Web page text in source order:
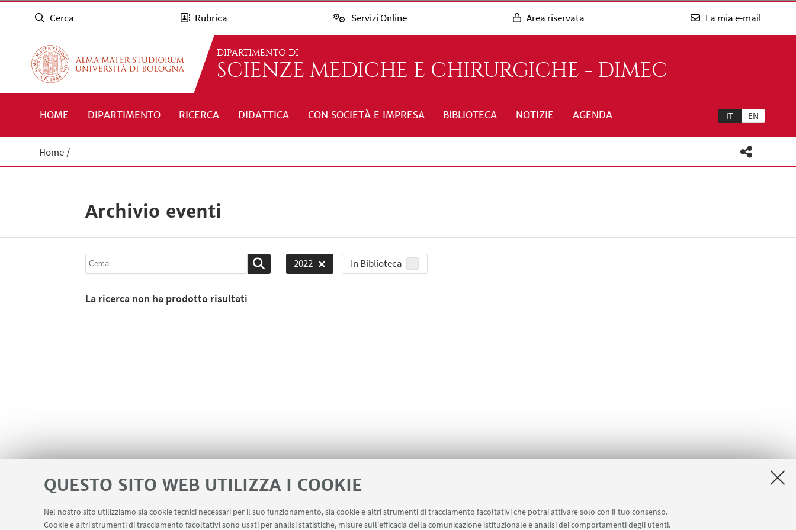
QUESTO SITO WEB UTILIZZA I COOKIE
Nel nostro sito utilizziamo sia cookie tecnici necessari per il suo funzionamento, sia cookie e altri strumenti di tracciamento facoltativi che potrai attivare solo con il tuo consenso.
Cookie e altri strumenti di tracciamento facoltativi sono usati per analisi statistiche, misure sull'efficacia della comunicazione istituzionale e analisi dei comportamenti degli utenti.
Cerca Rubrica Servizi Online Area riservata La mia e-mail
DIPARTIMENTO DI
SCIENZE MEDICHE E CHIRURGICHE - DIMEC
IT EN
HOME DIPARTIMENTO RICERCA DIDATTICA CON SOCIETÀ E IMPRESA BIBLIOTECA NOTIZIE AGENDA
Home
Archivio eventi
2022 In Biblioteca
La ricerca non ha prodotto risultati
LINK UTILI Contatti Area riservata Segnala iniziative di impegno pubblico e comunicazione (riservato ai docenti) Carta dei servizi